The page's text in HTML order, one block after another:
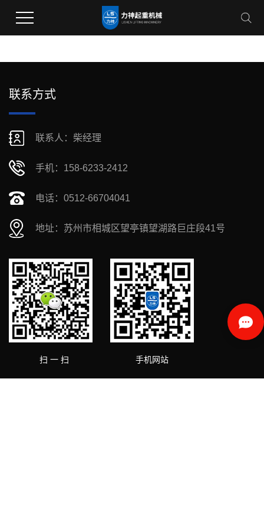
联系方式
联系人：柴经理
手机：158-6233-2412
电话：0512-66704041
地址：苏州市相城区望亭镇望湖路巨庄段41号
扫 一 扫 手机网站